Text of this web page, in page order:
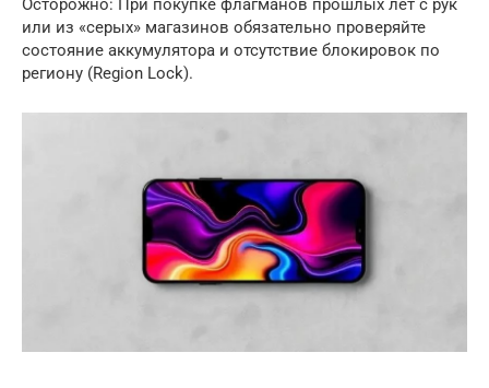
Осторожно: При покупке флагманов прошлых лет с рук
или из «серых» магазинов обязательно проверяйте
состояние аккумулятора и отсутствие блокировок по
региону (Region Lock).